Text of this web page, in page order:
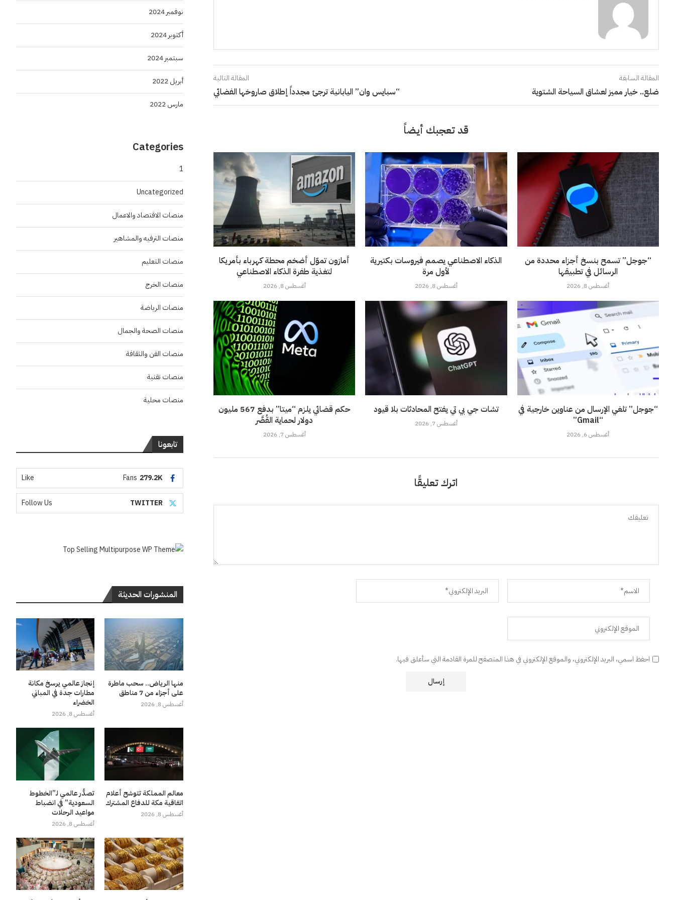
المقالة السابقة
ضلع.. خيار مميز لعشاق السياحة الشتوية
المقالة التالية
“سبايس وان” اليابانية ترجئ مجدداً إطلاق صاروخها الفضائي
قد تعجبك أيضاً
أمازون تموّل أضخم محطة كهرباء بأمريكا
لتغذية طفرة الذكاء الاصطناعي
أغسطس 8, 2026
الذكاء الاصطناعي يصمم فيروسات بكتيرية
لأول مرة
أغسطس 8, 2026
“جوجل” تسمح بنسخ أجزاء محددة من
الرسائل في تطبيقها
أغسطس 8, 2026
حكم قضائي يلزم “ميتا” بدفع 567 مليون
دولار لحماية القُصَّر
أغسطس 7, 2026
تشات جي بي تي يفتح المحادثات بلا قيود
أغسطس 7, 2026
“جوجل” تلغي الإرسال من عناوين خارجية في
“Gmail”
أغسطس 6, 2026
اترك تعليقًا
احفظ اسمي، البريد الإلكتروني، والموقع الإلكتروني في هذا المتصفح للمرة القادمة التي سأعلق فيها.
نوفمبر 2024
أكتوبر 2024
سبتمبر 2024
أبريل 2022
مارس 2022
Categories
1
Uncategorized
منصات الاقتصاد والاعمال
منصات الترفيه والمشاهير
منصات التعليم
منصات الخرج
منصات الرياضة
منصات الصحة والجمال
منصات الفن والثقافة
منصات تقنية
منصات محلية
تابعونا
279.2K
Fans
Like
TWITTER
Follow Us
المنشورات الحديثة
منها الرياض.. سحب ماطرة
على أجزاء من 7 مناطق
أغسطس 8, 2026
إنجاز عالمي يرسخ مكانة
مطارات جدة في المباني
الخضراء
أغسطس 8, 2026
معالم المملكة تتوشح أعلام
اتفاقية مكة للدفاع المشترك
أغسطس 8, 2026
تصدُّر عالمي لـ”الخطوط
السعودية” في انضباط
مواعيد الرحلات
أغسطس 8, 2026